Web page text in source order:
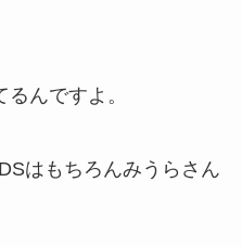
んですよ。
はもちろんみうらさん